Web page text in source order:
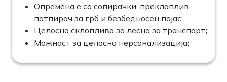
Опремена е со сопирачки, преклоплив
потпирач за грб и безбедносен појас;
Целосно склоплива за леснa за транспорт;
Можност за целосна персонализација;